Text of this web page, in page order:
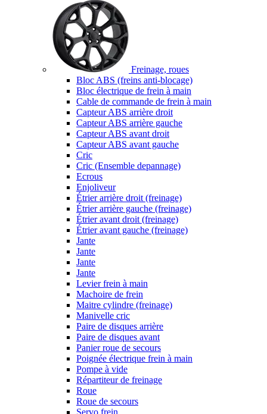
Freinage, roues
Bloc ABS (freins anti-blocage)
Bloc électrique de frein à main
Cable de commande de frein à main
Capteur ABS arrière droit
Capteur ABS arrière gauche
Capteur ABS avant droit
Capteur ABS avant gauche
Cric
Cric (Ensemble depannage)
Ecrous
Enjoliveur
Étrier arrière droit (freinage)
Étrier arrière gauche (freinage)
Étrier avant droit (freinage)
Étrier avant gauche (freinage)
Jante
Jante
Jante
Jante
Levier frein à main
Machoire de frein
Maitre cylindre (freinage)
Manivelle cric
Paire de disques arrière
Paire de disques avant
Panier roue de secours
Poignée électrique frein à main
Pompe à vide
Répartiteur de freinage
Roue
Roue de secours
Servo frein